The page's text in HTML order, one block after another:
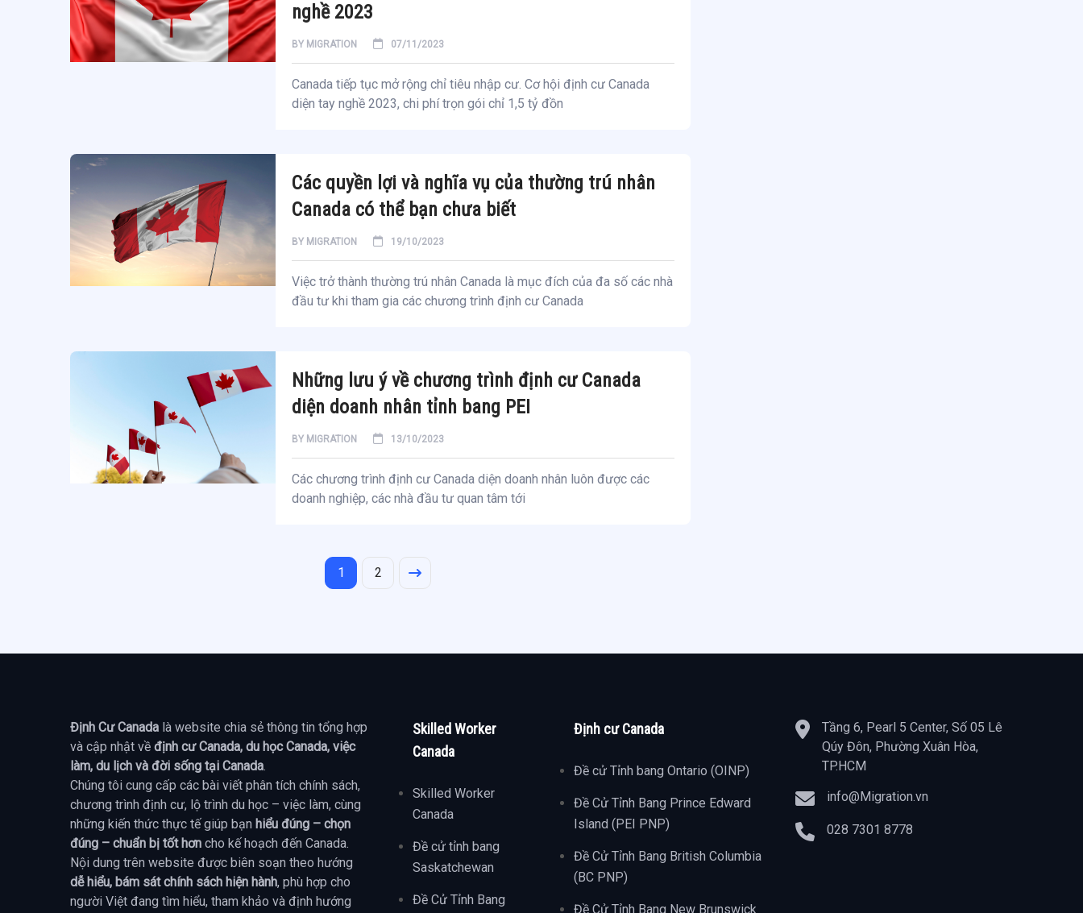
nghề 2023
BY MIGRATION 07/11/2023
Canada tiếp tục mở rộng chỉ tiêu nhập cư. Cơ hội định cư Canada
diện tay nghề 2023, chi phí trọn gói chỉ 1,5 tỷ đồn
Các quyền lợi và nghĩa vụ của thường trú nhân
Canada có thể bạn chưa biết
BY MIGRATION 19/10/2023
Việc trở thành thường trú nhân Canada là mục đích của đa số các nhà
đầu tư khi tham gia các chương trình định cư Canada
Những lưu ý về chương trình định cư Canada
diện doanh nhân tỉnh bang PEI
BY MIGRATION 13/10/2023
Các chương trình định cư Canada diện doanh nhân luôn được các
doanh nghiệp, các nhà đầu tư quan tâm tới
1 2
Định Cư Canada là website chia sẻ thông tin tổng hợp
và cập nhật về định cư Canada, du học Canada, việc
làm, du lịch và đời sống tại Canada.
Chúng tôi cung cấp các bài viết phân tích chính sách,
chương trình định cư, lộ trình du học – việc làm, cùng
những kiến thức thực tế giúp bạn hiểu đúng – chọn
đúng – chuẩn bị tốt hơn cho kế hoạch đến Canada.
Nội dung trên website được biên soạn theo hướng
dễ hiểu, bám sát chính sách hiện hành, phù hợp cho
người Việt đang tìm hiểu, tham khảo và định hướng
Skilled Worker
Canada
Skilled Worker
Canada
Đề cử tỉnh bang
Saskatchewan
Đề Cử Tỉnh Bang
Định cư Canada
Đề cử Tỉnh bang Ontario (OINP)
Đề Cử Tỉnh Bang Prince Edward
Island (PEI PNP)
Đề Cử Tỉnh Bang British Columbia
(BC PNP)
Đề Cử Tỉnh Bang New Brunswick
Tầng 6, Pearl 5 Center, Số 05 Lê
Qúy Đôn, Phường Xuân Hòa,
TP.HCM
info@Migration.vn
028 7301 8778